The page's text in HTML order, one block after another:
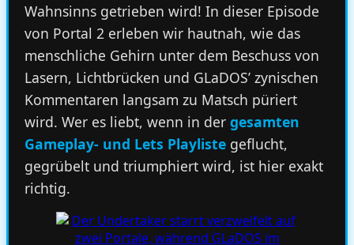
Wahnsinns getrieben wird! In dieser Episode
von Portal 2 erleben wir hautnah, wie das
menschliche Gehirn unter dem Beschuss von
Lasern, Lichtbrücken und GLaDOS’ zynischen
Kommentaren langsam zu Matsch püriert
wird. Wer es liebt, wenn in der gesamten
Gameplay- und Lets Playliste geflucht,
gegrübelt und triumphiert wird, ist hier exakt
richtig.